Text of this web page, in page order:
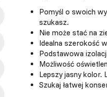
Pomyśl o swoich
szukasz.
Nie może stać na
Idealna szerokość
Podstawowa
Możliwość
Lepszy jasny kolor.
Szukaj łatwej